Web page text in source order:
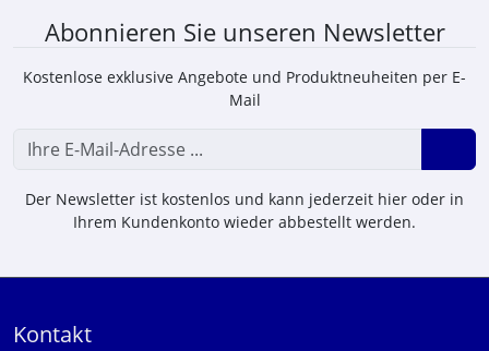
Abonnieren Sie unseren Newsletter
Kostenlose exklusive Angebote und Produktneuheiten per E-
Mail
Der Newsletter ist kostenlos und kann jederzeit hier oder in
Ihrem Kundenkonto wieder abbestellt werden.
Kontakt